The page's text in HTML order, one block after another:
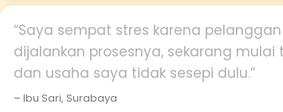
“Saya sempat stres karena
dijalankan prosesnya, sekarang
dan usaha saya tidak sesepi dulu.”
– Ibu Sari, Surabaya